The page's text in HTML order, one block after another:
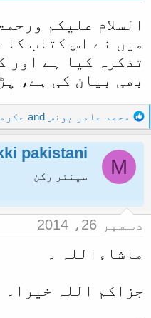
ا
ل
ا
السلام علیکم
میں نے اس کتاب
تذکرہ کیا ہے اور
بھی بیان کی ہے،
R
e
a
c
o
:
محمد عامر یونس
M
pakistani
سینئر رکن
دسمبر 26، 2014
ماشاءاللہ ۔
جزاکم اللہ خیرا۔